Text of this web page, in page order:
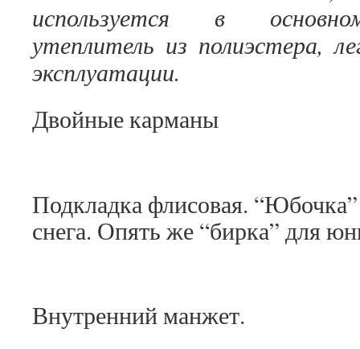
используется в
утеплитель из полиэстера,
эксплуатации.
Двойные карманы
Подкладка флисовая.
снега. Опять же “бирка” для
Внутренний манжет.